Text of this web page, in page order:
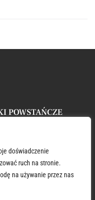
doświadczenie
ruch na stronie.
na używanie przez nas
POWSTAŃCZE